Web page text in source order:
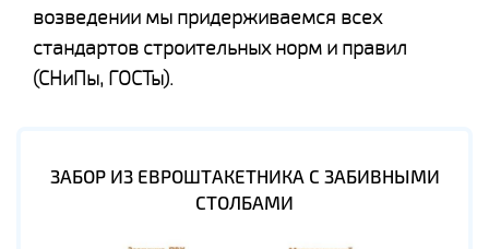
возведении мы придерживаемся всех
стандартов строительных норм и правил
(СНиПы, ГОСТы).
ЗАБОР ИЗ ЕВРОШТАКЕТНИКА С ЗАБИВНЫМИ
СТОЛБАМИ